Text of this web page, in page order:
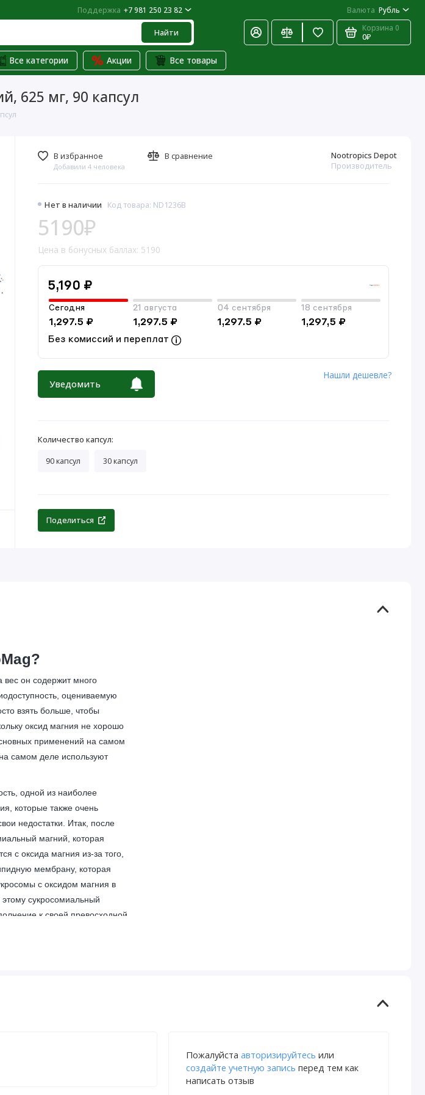
Поддержка +7 981 250 23 82 Валюта Рубль
Найти Корзина 0
0₽
Все категории Акции Все товары
625 мг, 90 капсул
Нет в наличии Код товара: ND1236B
Nootropics Depot
Производитель
5190₽
Цена в бонусных баллах: 5190
5,190 ₽
Сегодня
1,297.5 ₽
21 августа
1,297.5 ₽
04 сентября
1,297.5 ₽
18 сентября
1,297,5 ₽
Без комиссий и переплат
Уведомить
Нашли дешевле?
В избранное
Добавили 4 человека
В сравнение
Количество капсул:
90 капсул
30 капсул
Поделиться
вес он содержит много
оцениваемую
взять больше, чтобы
оксид магния не хорошо
применений на самом
самом деле используют
одной из наиболее
которые также очень
недостатки. Итак, после
магний, которая
с оксида магния из-за того,
мембрану, которая
с оксидом магния в
сукросомиальный
к своей превосходной
и практически не вызывает
чувствительности к инсулину
Пожалуйста авторизируйтесь или
создайте учетную запись перед тем как
написать отзыв